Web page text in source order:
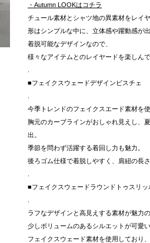
・Autumn LOOKはコチラ
チュール素材とシャツ地の異素材をレイ
形はシンプルな中に、立体感や躍動感が
着脱可能なデザインなので、
様々なアイテムとのレイヤードを楽しんで
■フェイクスウェードデザインビスチェ
今季トレンドのフェイクスエード素材を
胸元のカーブラインがおしゃれ見えし、
出。
季節を問わず活躍する着回し力も魅力。
後ろゴム仕様で着脱しやすく、肩紐の長さ
■フェイクスウェードラウンドトゥスリッ
ラフなデザインと高見えする素材が魅力
少しボリュームのあるシルエットが可愛い
フェイクスウェード素材を使用しており